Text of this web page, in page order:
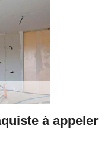
à appeler